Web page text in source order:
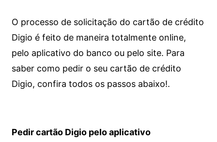
O processo de solicitação do cartão de crédito
Digio é feito de maneira totalmente online,
pelo aplicativo do banco ou pelo site. Para
saber como pedir o seu cartão de crédito
Digio, confira todos os passos abaixo!.
Pedir cartão Digio pelo aplicativo